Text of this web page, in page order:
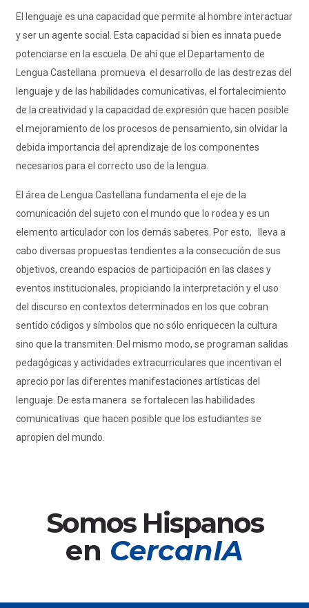
El lenguaje es una capacidad que permite al hombre interactuar
y ser un agente social. Esta capacidad si bien es innata puede
potenciarse en la escuela. De ahí que el Departamento de
Lengua Castellana promueva el desarrollo de las destrezas del
lenguaje y de las habilidades comunicativas, el fortalecimiento
de la creatividad y la capacidad de expresión que hacen posible
el mejoramiento de los procesos de pensamiento, sin olvidar la
debida importancia del aprendizaje de los componentes
necesarios para el correcto uso de la lengua.
El área de Lengua Castellana fundamenta el eje de la
comunicación del sujeto con el mundo que lo rodea y es un
elemento articulador con los demás saberes. Por esto, lleva a
cabo diversas propuestas tendientes a la consecución de sus
objetivos, creando espacios de participación en las clases y
eventos institucionales, propiciando la interpretación y el uso
del discurso en contextos determinados en los que cobran
sentido códigos y símbolos que no sólo enriquecen la cultura
sino que la transmiten. Del mismo modo, se programan salidas
pedagógicas y actividades extracurriculares que incentivan el
aprecio por las diferentes manifestaciones artísticas del
lenguaje. De esta manera se fortalecen las habilidades
comunicativas que hacen posible que los estudiantes se
apropien del mundo.
Somos Hispanos
en CercanIA